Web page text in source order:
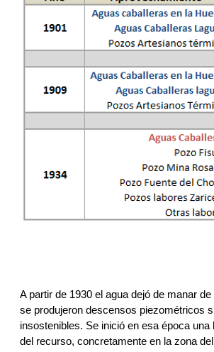
A partir de 1930 el agua dejó de manar
se produjeron descensos piezométricos
insostenibles. Se inició en esa época una
del recurso, concretamente en la zona